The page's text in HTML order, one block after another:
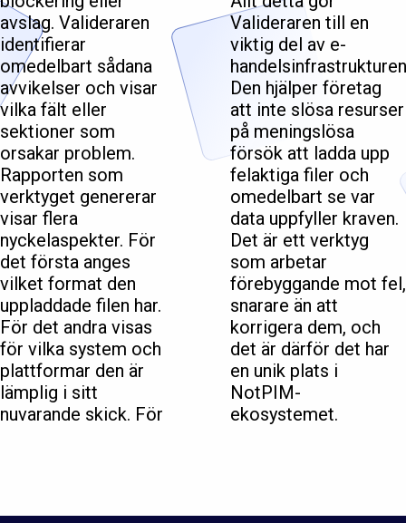
avslag. Valideraren
identifierar
omedelbart sådana
avvikelser och visar
vilka fält eller
sektioner som
orsakar problem.
Rapporten som
verktyget genererar
visar flera
nyckelaspekter. För
det första anges
vilket format den
uppladdade filen har.
För det andra visas
för vilka system och
plattformar den är
lämplig i sitt
nuvarande skick. För
Valideraren till en
viktig del av e-
Den hjälper företag
att inte slösa resurser
på meningslösa
försök att ladda upp
felaktiga filer och
omedelbart se var
data uppfyller kraven.
Det är ett verktyg
som arbetar
förebyggande mot fel,
snarare än att
korrigera dem, och
det är därför det har
en unik plats i
NotPIM-
ekosystemet.